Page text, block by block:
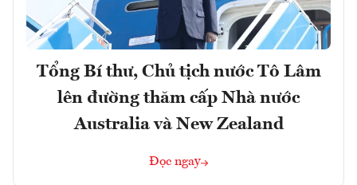
Tổng Bí thư, Chủ tịch nước Tô Lâm
lên đường thăm cấp Nhà nước
Australia và New Zealand
Đọc ngay